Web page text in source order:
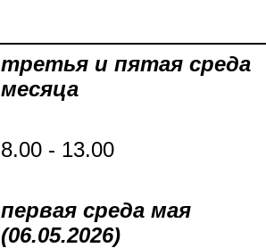
третья и пятая среда
месяца
8.00 - 13.00
первая среда мая
(06.05.2026)